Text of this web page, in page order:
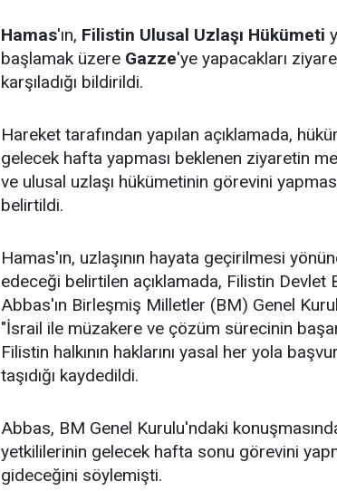
Hamas'ın, Filistin Ulusal Uzlaşı Hükümeti
başlamak üzere Gazze'ye yapacakları
karşıladığı bildirildi.
Hareket tarafından yapılan açıklamada,
gelecek hafta yapması beklenen ziyaretin
ve ulusal uzlaşı hükümetinin görevini
belirtildi.
Hamas'ın, uzlaşının hayata geçirilmesi
edeceği belirtilen açıklamada, Filistin Devlet
Abbas'ın Birleşmiş Milletler (BM) Genel
"İsrail ile müzakere ve çözüm sürecinin
Filistin halkının haklarını yasal her yola
taşıdığı kaydedildi.
Abbas, BM Genel Kurulu'ndaki
yetkililerinin gelecek hafta sonu görevini
gideceğini söylemişti.